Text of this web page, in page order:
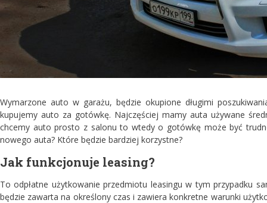
Wymarzone auto w garażu, będzie okupione długimi
kupujemy auto za gotówkę. Najczęściej mamy auta używane
chcemy auto prosto z salonu to wtedy o gotówkę może być
nowego auta? Które będzie bardziej korzystne?
Jak funkcjonuje leasing?
To odpłatne użytkowanie przedmiotu leasingu w tym przypadku
będzie zawarta na określony czas i zawiera konkretne warunki